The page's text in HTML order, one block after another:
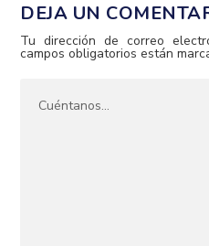
DEJA UN
Tu dirección de correo
campos obligatorios están